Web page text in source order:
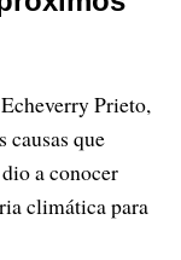
Prieto,
causas que
a conocer
climática para